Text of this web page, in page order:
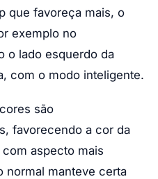
que favoreça mais, o
exemplo no
o lado esquerdo da
com o modo inteligente.
são
favorecendo a cor da
aspecto mais
normal manteve certa